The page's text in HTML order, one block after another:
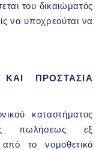
του δικαιώματός
να υποχρεούται να
ΠΡΟΣΤΑΣΙΑ
καταστήματος
πωλήσεως εξ
το νομοθετικό